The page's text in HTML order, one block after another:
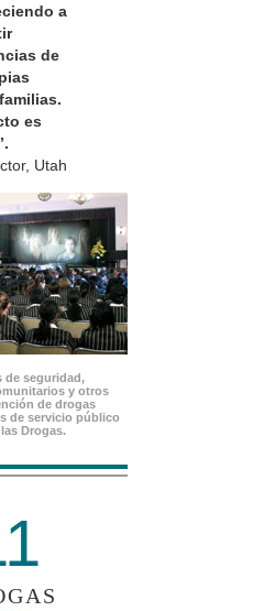
a
de
es
Utah
de seguridad,
y otros
de drogas
de servicio público
Drogas.